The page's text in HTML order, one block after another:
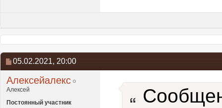
05.02.2021, 20:00
Алексейалекс
Алексей
Постоянный участник